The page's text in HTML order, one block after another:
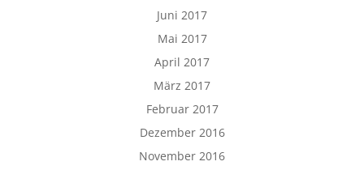
Juni 2017
Mai 2017
April 2017
März 2017
Februar 2017
Dezember 2016
November 2016